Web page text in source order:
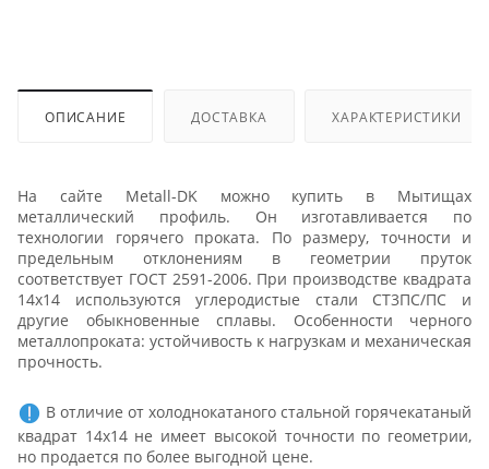
ОПИСАНИЕ ДОСТАВКА ХАРАКТЕРИСТИКИ
На сайте Metall-DK можно купить в Мытищах
металлический профиль. Он изготавливается по
технологии горячего проката. По размеру, точности и
предельным отклонениям в геометрии пруток
соответствует ГОСТ 2591-2006. При производстве квадрата
14х14 используются углеродистые стали СТ3ПС/ПС и
другие обыкновенные сплавы. Особенности черного
металлопроката: устойчивость к нагрузкам и механическая
прочность.
В отличие от холоднокатаного стальной горячекатаный
квадрат 14х14 не имеет высокой точности по геометрии,
но продается по более выгодной цене.